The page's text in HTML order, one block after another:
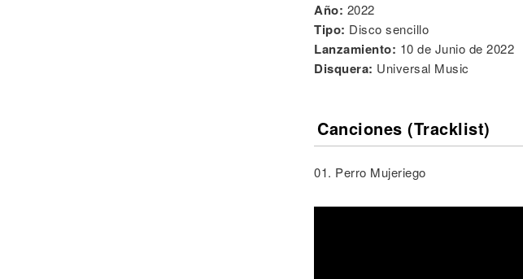
Año: 2022
Tipo: Disco sencillo
Lanzamiento: 10 de Junio de 2022
Disquera: Universal Music
Canciones (Tracklist)
01. Perro Mujeriego